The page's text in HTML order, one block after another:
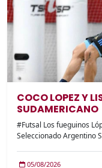
COCO LOPEZ Y
SUDAMERICANO
#Futsal Los fueguinos
Seleccionado Argentino
05/08/2026